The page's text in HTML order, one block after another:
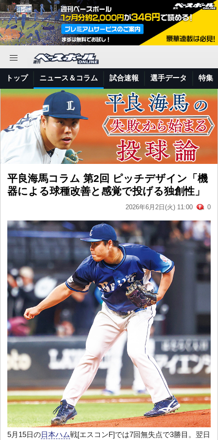
トップ ニュース＆コラム 試合速報 選手データ 特集
平良海馬コラム 第2回 ピッチデザイン「機
器による球種改善と感覚で投げる独創性」
2026年6月2日(火) 11:00 0
5月15日の日本ハム戦[エスコンF]では7回無失点で3勝目。翌日